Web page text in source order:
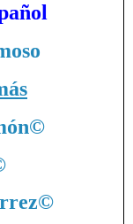
©
©